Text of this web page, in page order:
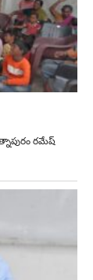
రమేష్